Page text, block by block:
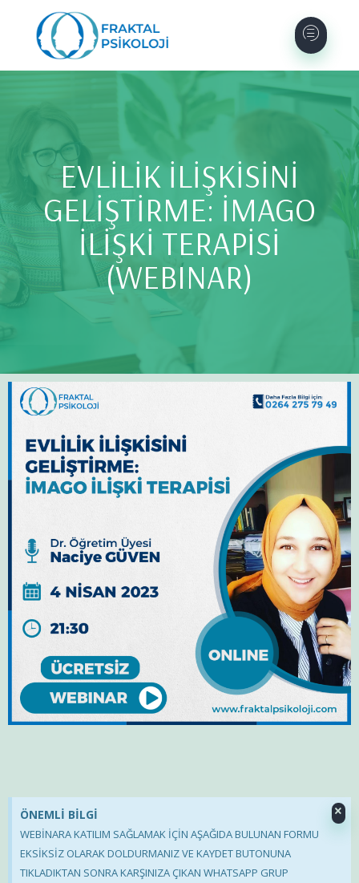
EVLİLİK İLİŞKİSİNİ
GELİŞTİRME: İMAGO
İLİŞKİ TERAPİSİ
(WEBINAR)
ÖNEMLİ BİLGİ
WEBİNARA KATILIM SAĞLAMAK İÇİN AŞAĞIDA BULUNAN FORMU
EKSİKSİZ OLARAK DOLDURMANIZ VE KAYDET BUTONUNA
TIKLADIKTAN SONRA KARŞINIZA ÇIKAN WHATSAPP GRUP
×